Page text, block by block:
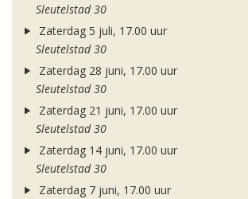
Sleutelstad 30
Zaterdag 5 juli, 17.00 uur
Sleutelstad 30
Zaterdag 28 juni, 17.00 uur
Sleutelstad 30
Zaterdag 21 juni, 17.00 uur
Sleutelstad 30
Zaterdag 14 juni, 17.00 uur
Sleutelstad 30
Zaterdag 7 juni, 17.00 uur